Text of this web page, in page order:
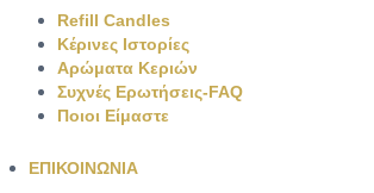
Refill Candles
Κέρινες Ιστορίες
Αρώματα Κεριών
Συχνές Ερωτήσεις-FAQ
Ποιοι Είμαστε
ΕΠΙΚΟΙΝΩΝΙΑ